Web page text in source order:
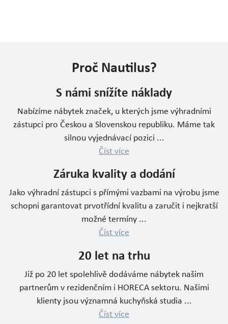
Proč Nautilus?
S námi snížíte náklady
Nabízíme nábytek značek, u kterých jsme výhradními
zástupci pro Českou a Slovenskou republiku. Máme tak
silnou vyjednávací pozici ...
Číst více
Záruka kvality a dodání
Jako výhradní zástupci s přímými vazbami na výrobu jsme
schopni garantovat prvotřídní kvalitu a zaručit i nejkratší
možné termíny ...
Číst více
20 let na trhu
Již po 20 let spolehlivě dodáváme nábytek našim
partnerům v rezidenčním i HORECA sektoru. Našimi
klienty jsou významná kuchyňská studia ...
Číst více